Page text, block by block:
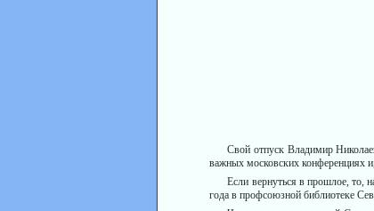
Свой отпуск Владимир
важных московских конфе­ренциях
Если вернуться в прошлое, то,
года в профсоюзной биб­лиотеке